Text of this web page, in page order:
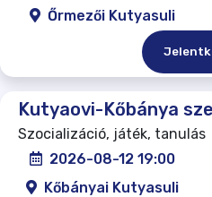
Őrmezői Kutyasuli
Kutyaovi-Kőbánya
Szocializáció, játék, tanulás
2026-08-12 19:00
Kőbányai Kutyasuli